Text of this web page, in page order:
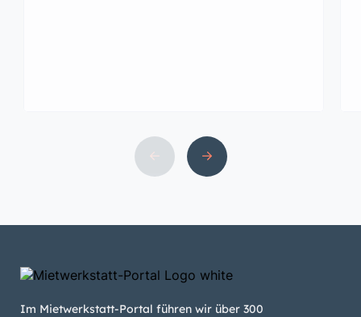
Im Mietwerkstatt-Portal führen wir über 300